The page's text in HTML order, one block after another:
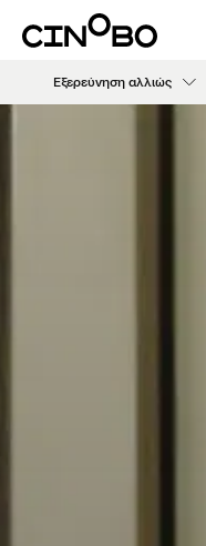
Εξερεύνηση αλλιώς